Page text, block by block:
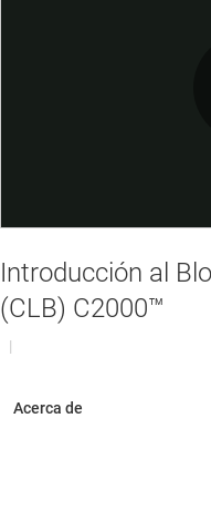
Introducción al
(CLB) C2000™
|